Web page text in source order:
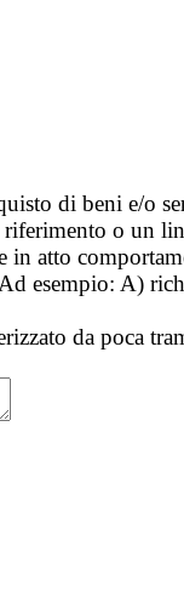
di beni e/o
o un
in atto
esempio: A)
da poca